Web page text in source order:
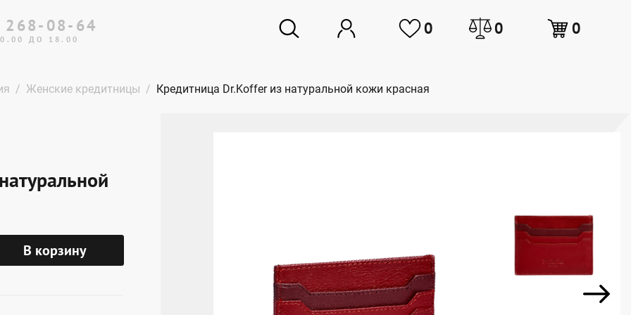
268-08-64
ДО 18.00
0 0 0
Женские кредитницы Кредитница Dr.Koffer из натуральной кожи красная
В корзину